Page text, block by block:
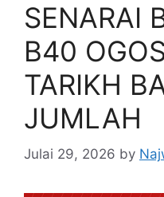
SENARAI
B40
TARIKH
JUMLAH
Julai 29, 2026 by